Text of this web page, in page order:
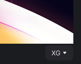
XG